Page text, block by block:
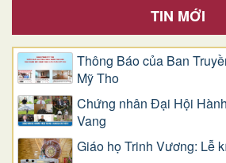
TIN MỚI
Thông Báo của Ban
Mỹ Tho
Chứng nhân Đại Hội
Vang
Giáo họ Trinh Vương: Lễ